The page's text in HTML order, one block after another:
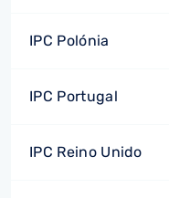
IPC Polónia
IPC Portugal
IPC Reino Unido